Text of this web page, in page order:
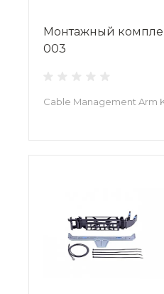
Монтажный
003
Cable Management Arm